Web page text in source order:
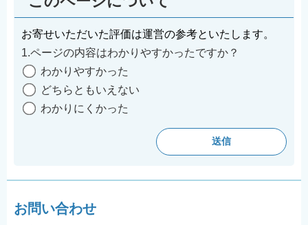
お寄せいただいた評価は運営の参考といたします。
1.ページの内容はわかりやすかったですか？
わかりやすかった
どちらともいえない
わかりにくかった
お問い合わせ